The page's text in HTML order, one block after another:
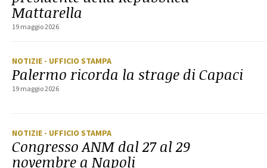
Mattarella
19 maggio 2026
NOTIZIE - UFFICIO STAMPA
Palermo ricorda la strage di Capaci
19 maggio 2026
NOTIZIE - UFFICIO STAMPA
Congresso ANM dal 27 al 29
novembre a Napoli